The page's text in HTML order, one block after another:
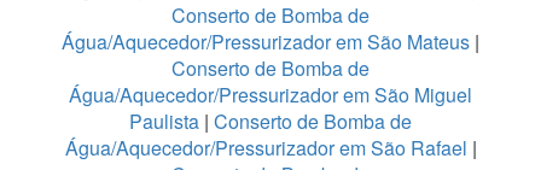
Conserto de Bomba de
Água/Aquecedor/Pressurizador em São Mateus |
Conserto de Bomba de
Água/Aquecedor/Pressurizador em São Miguel
Paulista | Conserto de Bomba de
Água/Aquecedor/Pressurizador em São Rafael |